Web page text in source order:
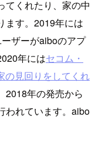
てくれたり、家の中
ます。2019年には
ザーがaiboのアプ
年にはセコム・
の見回りをしてくれ
2018年の発売から
われています。aibo